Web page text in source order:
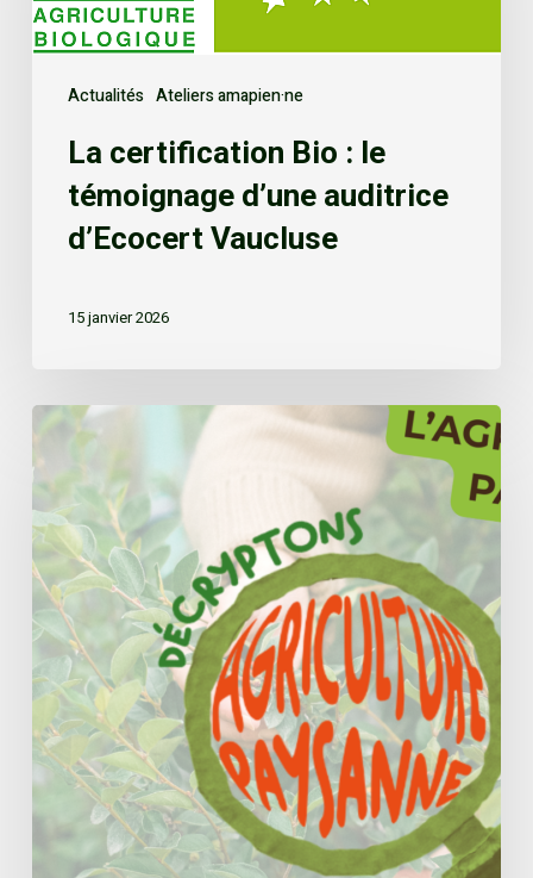
Actualités Ateliers amapien·ne
La certification Bio : le
témoignage d’une auditrice
d’Ecocert Vaucluse
15 janvier 2026